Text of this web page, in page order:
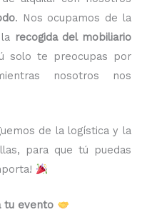
. Nos ocupamos de la
recogida del mobiliario
solo te preocupas por
nosotros nos
de la logística y la
para que tú puedas
tu evento